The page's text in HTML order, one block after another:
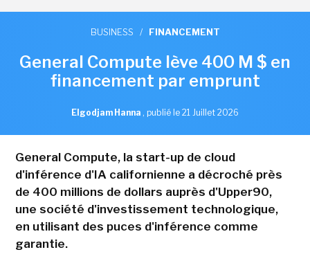
BUSINESS / FINANCEMENT
General Compute lève 400 M $ en
financement par emprunt
Elgodjam Hanna , publié le 21 Juillet 2026
General Compute, la start-up de cloud
d'inférence d'IA californienne a décroché près
de 400 millions de dollars auprès d'Upper90,
une société d'investissement technologique,
en utilisant des puces d'inférence comme
garantie.